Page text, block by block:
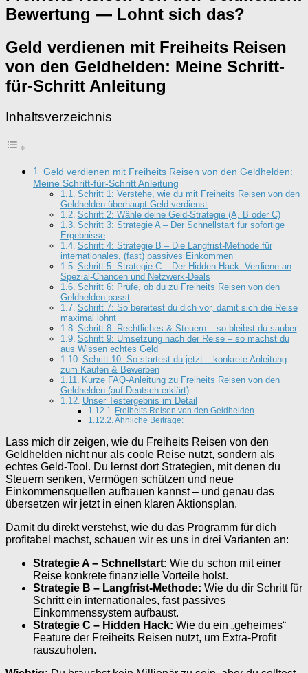
Bewertung — Lohnt sich das?
Geld verdienen mit Freiheits Reisen
von den Geldhelden: Meine Schritt-
für-Schritt Anleitung
Inhaltsverzeichnis
Geld verdienen mit Freiheits Reisen von den Geldhelden:
Meine Schritt-für-Schritt Anleitung
Schritt 1: Verstehe, wie du mit Freiheits Reisen von den
Geldhelden überhaupt Geld verdienst
Schritt 2: Wähle deine Geld-Strategie (A, B oder C)
Schritt 3: Strategie A – Der Schnellstart für sofortige
Ergebnisse
Schritt 4: Strategie B – Die Langfrist-Methode für
internationales, (fast) passives Einkommen
Schritt 5: Strategie C – Der Hidden Hack: Verdiene an
Spezial-Chancen und Netzwerk-Deals
Schritt 6: Prüfe, ob du zu Freiheits Reisen von den
Geldhelden passt
Schritt 7: So bereitest du dich vor, damit sich die Reise
maximal lohnt
Schritt 8: Rechtliches & Steuern – so bleibst du sauber
Schritt 9: Umsetzung nach der Reise – so machst du
aus Wissen echtes Geld
Schritt 10: So startest du jetzt – konkrete Anleitung
zum Kaufen & Bewerben
Kurze FAQ-Anleitung zu Freiheits Reisen von den
Geldhelden (auf Deutsch erklärt)
Unser Testergebnis im Detail
Freiheits Reisen von den Geldhelden
Ähnliche Beiträge:
Lass mich dir zeigen, wie du Freiheits Reisen von den
Geldhelden nicht nur als coole Reise nutzt, sondern als
echtes Geld-Tool. Du lernst dort Strategien, mit denen du
Steuern senken, Vermögen schützen und neue
Einkommensquellen aufbauen kannst – und genau das
übersetzen wir jetzt in einen klaren Aktionsplan.
Damit du direkt verstehst, wie du das Programm für dich
profitabel machst, schauen wir es uns in drei Varianten an:
Strategie A – Schnellstart: Wie du schon mit einer
Reise konkrete finanzielle Vorteile holst.
Strategie B – Langfrist-Methode: Wie du dir Schritt für
Schritt ein internationales, fast passives
Einkommenssystem aufbaust.
Strategie C – Hidden Hack: Wie du ein „geheimes“
Feature der Freiheits Reisen nutzt, um Extra-Profit
rauszuholen.